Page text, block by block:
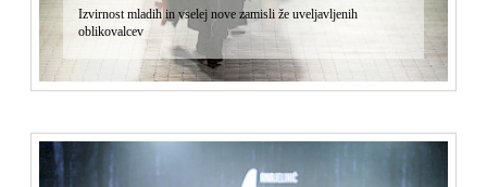
Izvirnost mladih in vselej nove zamisli že uveljavljenih
oblikovalcev